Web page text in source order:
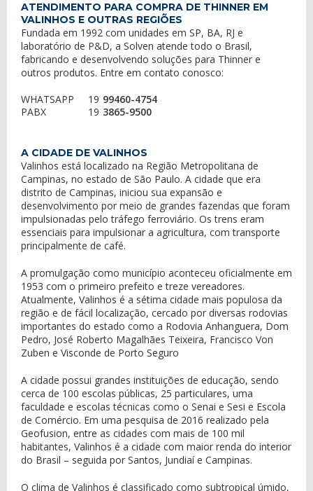
ATENDIMENTO PARA COMPRA DE THINNER EM
VALINHOS E OUTRAS REGIÕES
Fundada em 1992 com unidades em SP, BA, RJ e
laboratório de P&D, a Solven atende todo o Brasil,
fabricando e desenvolvendo soluções para Thinner e
outros produtos. Entre em contato conosco:
WHATSAPP
PABX
19 99460-4754
19 3865-9500
A CIDADE DE VALINHOS
Valinhos está localizado na Região Metropolitana de
Campinas, no estado de São Paulo. A cidade que era
distrito de Campinas, iniciou sua expansão e
desenvolvimento por meio de grandes fazendas que foram
impulsionadas pelo tráfego ferroviário. Os trens eram
essenciais para impulsionar a agricultura, com transporte
principalmente de café.
A promulgação como município aconteceu oficialmente em
1953 com o primeiro prefeito e treze vereadores.
Atualmente, Valinhos é a sétima cidade mais populosa da
região e de fácil localização, cercado por diversas rodovias
importantes do estado como a Rodovia Anhanguera, Dom
Pedro, José Roberto Magalhães Teixeira, Francisco Von
Zuben e Visconde de Porto Seguro
A cidade possui grandes instituições de educação, sendo
cerca de 100 escolas públicas, 25 particulares, uma
faculdade e escolas técnicas como o Senai e Sesi e Escola
de Comércio. Em uma pesquisa de 2016 realizado pela
Geofusion, entre as cidades com mais de 100 mil
habitantes, Valinhos é a cidade com maior renda do interior
do Brasil – seguida por Santos, Jundiaí e Campinas.
O clima de Valinhos é classificado como subtropical úmido,